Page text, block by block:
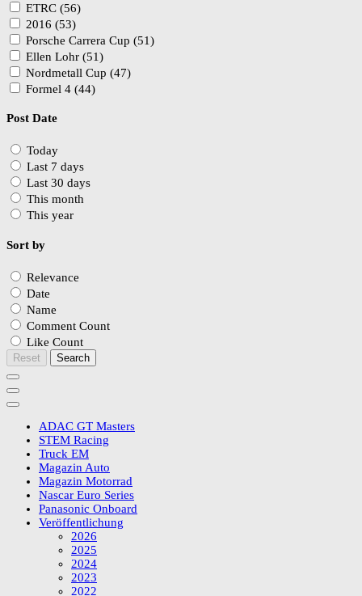
ETRC (56)
2016 (53)
Porsche Carrera Cup (51)
Ellen Lohr (51)
Nordmetall Cup (47)
Formel 4 (44)
Post Date
Today
Last 7 days
Last 30 days
This month
This year
Sort by
Relevance
Date
Name
Comment Count
Like Count
Reset Search
ADAC GT Masters
STEM Racing
Truck EM
Magazin Auto
Magazin Motorrad
Nascar Euro Series
Panasonic Onboard
Veröffentlichung
2026
2025
2024
2023
2022